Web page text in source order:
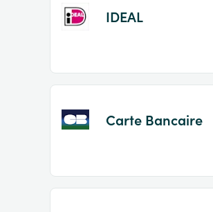
IDEAL
Carte Bancaire